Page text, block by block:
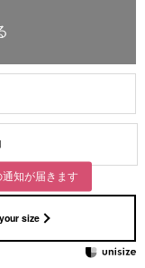
知が届きます
size